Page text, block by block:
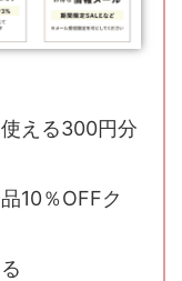
える300円分
10％OFFク